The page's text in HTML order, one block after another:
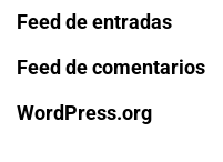
Feed de entradas
Feed de comentarios
WordPress.org